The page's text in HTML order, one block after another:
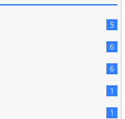
5
6
6
1
1